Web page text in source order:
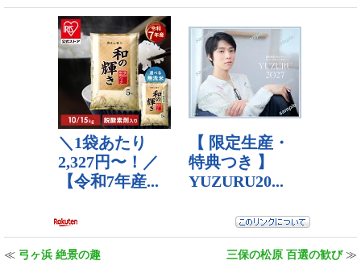
≪ 弓ヶ浜 絶景の趣 三保の松原 百選の歓び≫